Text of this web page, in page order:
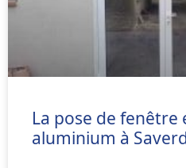
La pose de fenêtre
aluminium à